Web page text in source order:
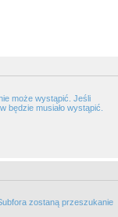
może wystąpić. Jeśli
będzie musiało wystąpić.
zostaną przeszukanie